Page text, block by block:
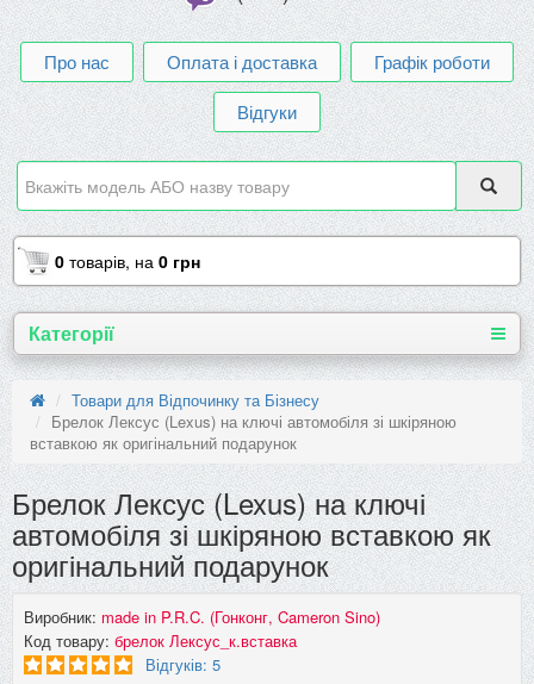
Про нас Оплата і доставка
Графік роботи
Відгуки
0 товарів, на 0 грн
Категорії
Товари для Відпочинку та Бізнесу
Брелок Лексус (Lexus) на ключі автомобіля зі шкіряною
вставкою як оригінальний подарунок
Брелок Лексус (Lexus) на ключі
автомобіля зі шкіряною вставкою як
оригінальний подарунок
Виробник: made in P.R.C. (Гонконг, Cameron Sino)
Код товару: брелок Лексус_к.вставка
Відгуків: 5